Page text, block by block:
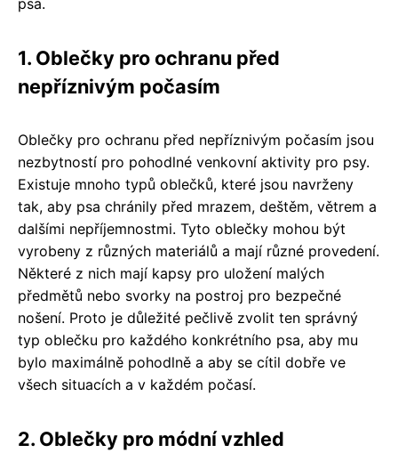
psa.
1. Oblečky pro ochranu před
nepříznivým počasím
Oblečky pro ochranu před nepříznivým počasím jsou
nezbytností pro pohodlné venkovní aktivity pro psy.
Existuje mnoho typů oblečků, které jsou navrženy
tak, aby psa chránily před mrazem, deštěm, větrem a
dalšími nepříjemnostmi. Tyto oblečky mohou být
vyrobeny z různých materiálů a mají různé provedení.
Některé z nich mají kapsy pro uložení malých
předmětů nebo svorky na postroj pro bezpečné
nošení. Proto je důležité pečlivě zvolit ten správný
typ oblečku pro každého konkrétního psa, aby mu
bylo maximálně pohodlně a aby se cítil dobře ve
všech situacích a v každém počasí.
2. Oblečky pro módní vzhled